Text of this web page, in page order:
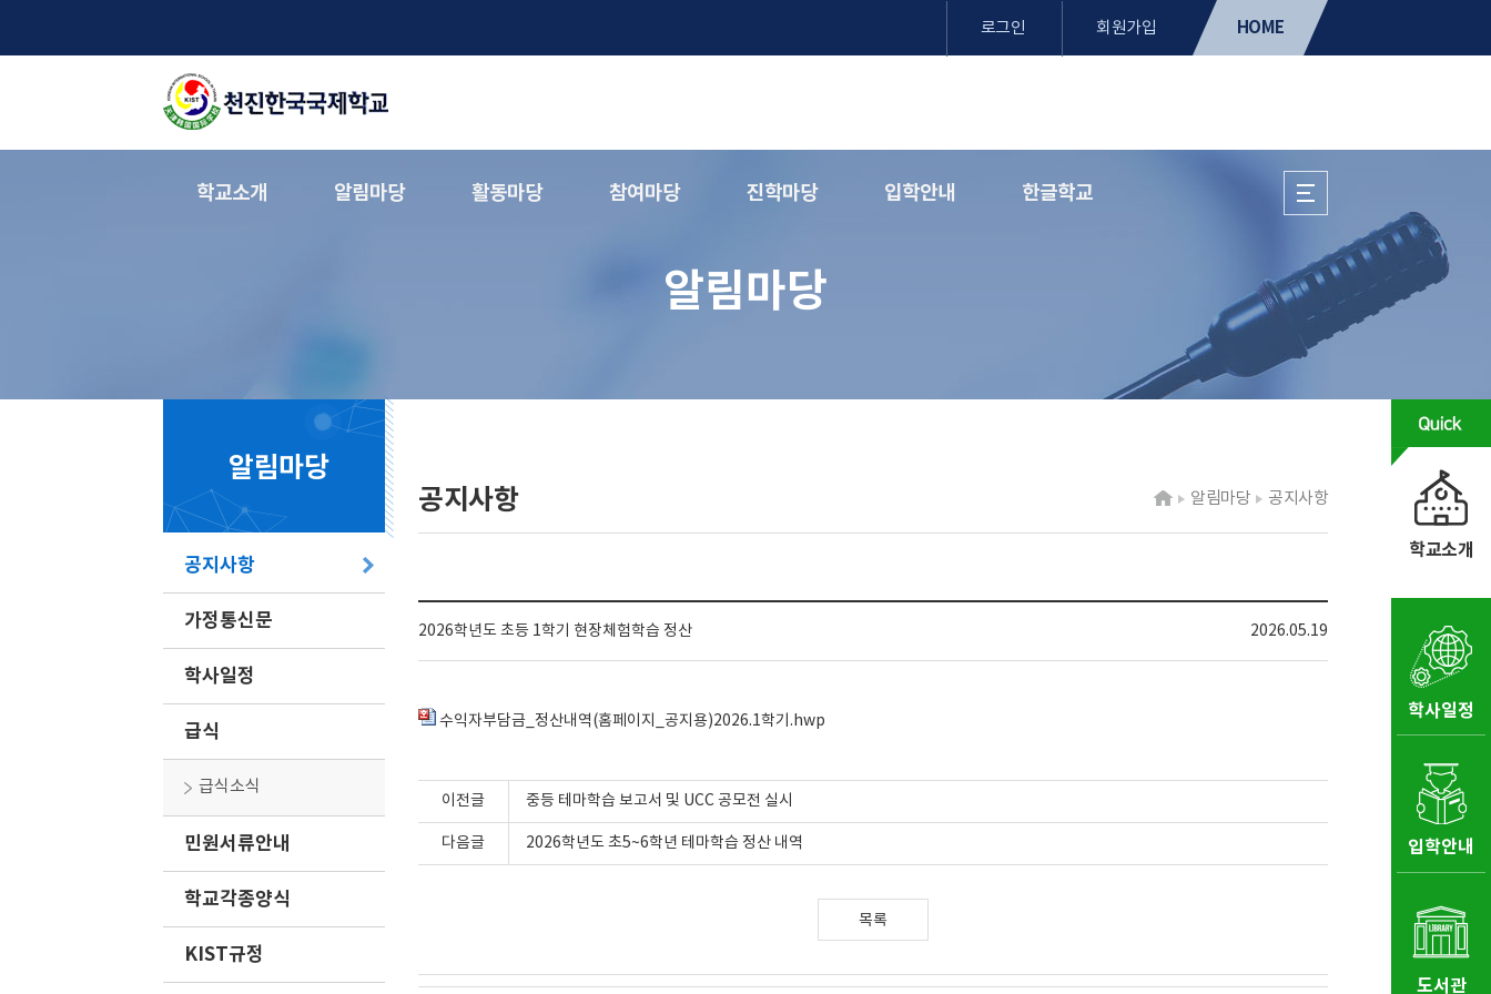
로그인 회원가입 HOME
학교소개 알림마당 활동마당 참여마당 진학마당 입학안내 한글학교
알림마당
알림마당
공지사항
가정통신문
학사일정
급식
급식소식
민원서류안내
학교각종양식
KIST규정
공지사항 알림마당 공지사항
2026학년도 초등 1학기 현장체험학습 정산 2026.05.19
수익자부담금_정산내역(홈페이지_공지용)2026.1학기.hwp
이전글 중등 테마학습 보고서 및 UCC 공모전 실시
다음글 2026학년도 초5~6학년 테마학습 정산 내역
목록
학교소개
학사일정
입학안내
도서관